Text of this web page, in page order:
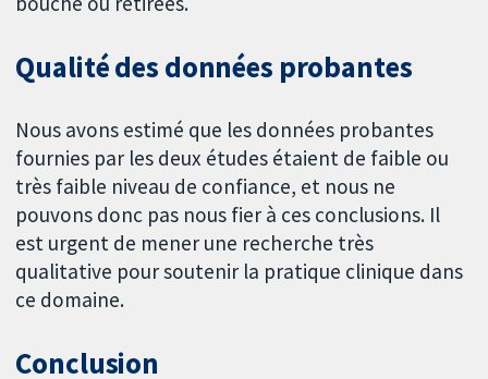
Qualité des données probantes
Nous avons estimé que les données probantes
fournies par les deux études étaient de faible ou
très faible niveau de confiance, et nous ne
pouvons donc pas nous fier à ces conclusions. Il
est urgent de mener une recherche très
qualitative pour soutenir la pratique clinique dans
ce domaine.
Conclusion